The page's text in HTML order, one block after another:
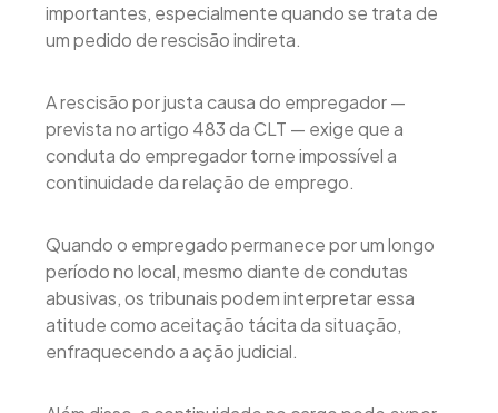
importantes, especialmente quando se trata de
um pedido de rescisão indireta.
A rescisão por justa causa do empregador —
prevista no artigo 483 da CLT — exige que a
conduta do empregador torne impossível a
continuidade da relação de emprego.
Quando o empregado permanece por um longo
período no local, mesmo diante de condutas
abusivas, os tribunais podem interpretar essa
atitude como aceitação tácita da situação,
enfraquecendo a ação judicial.